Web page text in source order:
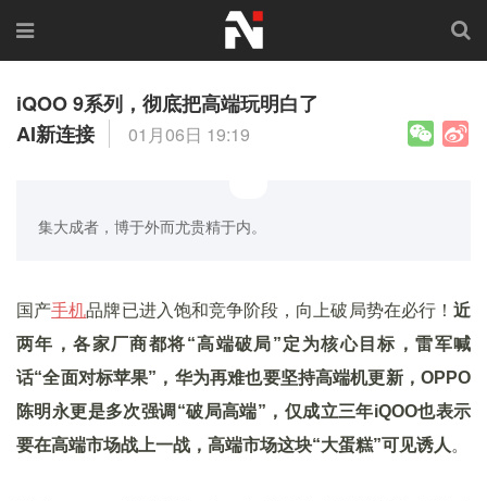
iQOO 9系列，彻底把高端玩明白了
AI新连接
01月06日 19:19
集大成者，博于外而尤贵精于内。
国产手机品牌已进入饱和竞争阶段，向上破局势在必行！近
两年，各家厂商都将“高端破局”定为核心目标，雷军喊
话“全面对标苹果”，华为再难也要坚持高端机更新，OPPO
陈明永更是多次强调“破局高端”，仅成立三年iQOO也表示
要在高端市场战上一战，高端市场这块“大蛋糕”可见诱人 。